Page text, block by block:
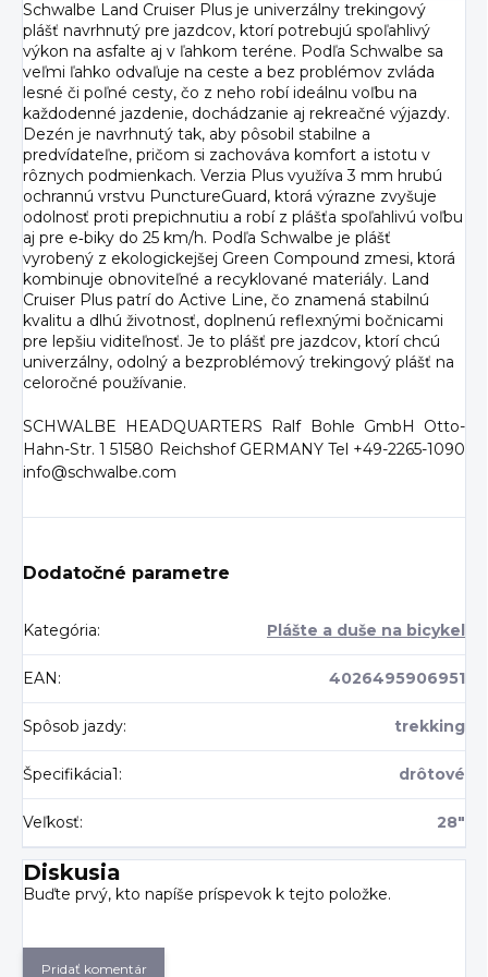
Schwalbe Land Cruiser Plus je univerzálny trekingový
plášť navrhnutý pre jazdcov, ktorí potrebujú spoľahlivý
výkon na asfalte aj v ľahkom teréne. Podľa Schwalbe sa
veľmi ľahko odvaľuje na ceste a bez problémov zvláda
lesné či poľné cesty, čo z neho robí ideálnu voľbu na
každodenné jazdenie, dochádzanie aj rekreačné výjazdy.
Dezén je navrhnutý tak, aby pôsobil stabilne a
predvídateľne, pričom si zachováva komfort a istotu v
rôznych podmienkach. Verzia Plus využíva 3 mm hrubú
ochrannú vrstvu PunctureGuard, ktorá výrazne zvyšuje
odolnosť proti prepichnutiu a robí z plášťa spoľahlivú voľbu
aj pre e‑biky do 25 km/h. Podľa Schwalbe je plášť
vyrobený z ekologickejšej Green Compound zmesi, ktorá
kombinuje obnoviteľné a recyklované materiály. Land
Cruiser Plus patrí do Active Line, čo znamená stabilnú
kvalitu a dlhú životnosť, doplnenú reflexnými bočnicami
pre lepšiu viditeľnosť. Je to plášť pre jazdcov, ktorí chcú
univerzálny, odolný a bezproblémový trekingový plášť na
celoročné používanie.
SCHWALBE HEADQUARTERS Ralf Bohle GmbH Otto-
Hahn-Str. 1 51580 Reichshof GERMANY Tel +49-2265-1090
info@schwalbe.com
Dodatočné parametre
Kategória: Plášte a duše na bicykel
EAN : 4026495906951
Spôsob jazdy: trekking
Špecifikácia1 : drôtové
Veľkosť: 28"
Diskusia
Buďte prvý, kto napíše príspevok k tejto položke.
Pridať komentár